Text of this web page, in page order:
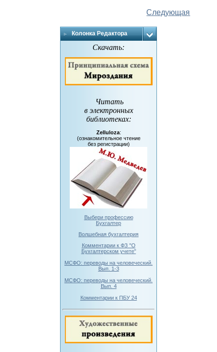
Следующая
Колонка Редактора
Скачать:
Читать
в электронных
библиотеках:
Zelluloza:
(ознакомительное чтение
без регистрации)
Выбери профессию
Бухгалтер
Волшебная бухгалтерия
Комментарии к ФЗ "О
Бухгалтерском учете"
МСФО: переводы на человеческий.
Вып. 1-3
МСФО: переводы на человеческий.
Вып. 4
Комментарии к ПБУ 24